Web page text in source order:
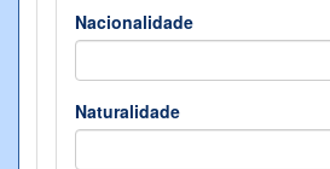
Nacionalidade
Naturalidade